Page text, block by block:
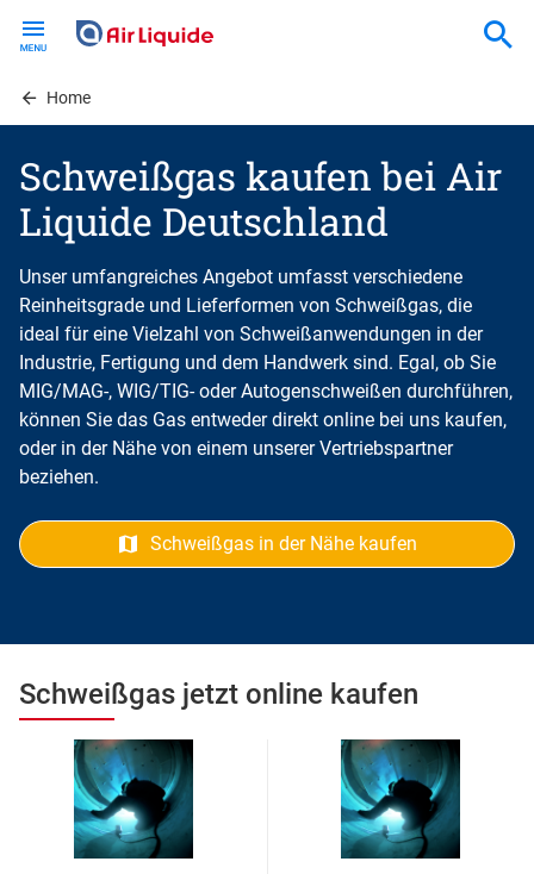
contentHome
Schweißgas kaufen bei Air
Liquide Deutschland
Unser umfangreiches Angebot umfasst verschiedene
Reinheitsgrade und Lieferformen von Schweißgas, die
ideal für eine Vielzahl von Schweißanwendungen in der
Industrie, Fertigung und dem Handwerk sind. Egal, ob Sie
MIG/MAG-, WIG/TIG- oder Autogenschweißen durchführen,
können Sie das Gas entweder direkt online bei uns kaufen,
oder in der Nähe von einem unserer Vertriebspartner
beziehen.
Schweißgas in der Nähe kaufen
Schweißgas jetzt online kaufen